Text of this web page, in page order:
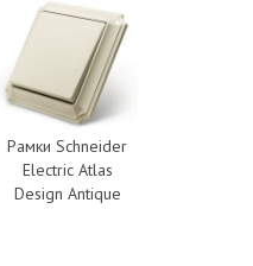
Рамки Schneider
Electric Atlas
Design Antique